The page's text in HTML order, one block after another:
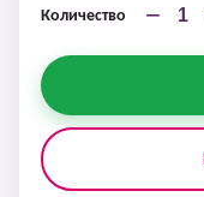
Количество −